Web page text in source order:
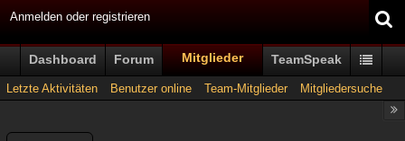
Anmelden oder registrieren
Dashboard Forum Mitglieder TeamSpeak
Letzte Aktivitäten Benutzer online Team-Mitglieder Mitgliedersuche